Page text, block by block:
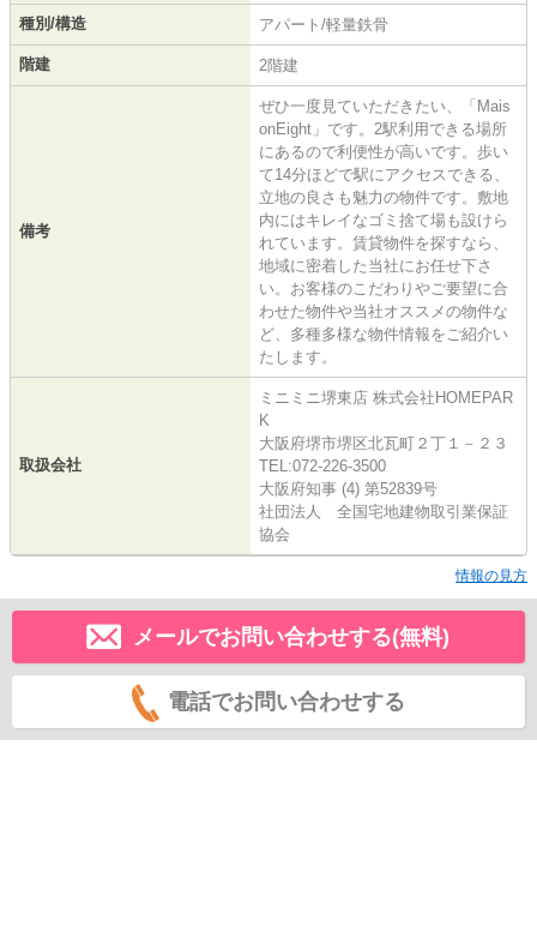
種別/構造 アパート/軽量鉄骨
階建 2階建
備考
ぜひ一度見ていただきたい、「Mais
onEight」です。2駅利用できる場所
にあるので利便性が高いです。歩い
て14分ほどで駅にアクセスできる、
立地の良さも魅力の物件です。敷地
内にはキレイなゴミ捨て場も設けら
れています。賃貸物件を探すなら、
地域に密着した当社にお任せ下さ
い。お客様のこだわりやご要望に合
わせた物件や当社オススメの物件な
ど、多種多様な物件情報をご紹介い
たします。
取扱会社
ミニミニ堺東店 株式会社HOMEPAR
K
大阪府堺市堺区北瓦町２丁１－２３
TEL:072-226-3500
大阪府知事 (4) 第52839号
社団法人 全国宅地建物取引業保証
協会
情報の見方
メールでお問い合わせする(無料)
電話でお問い合わせする